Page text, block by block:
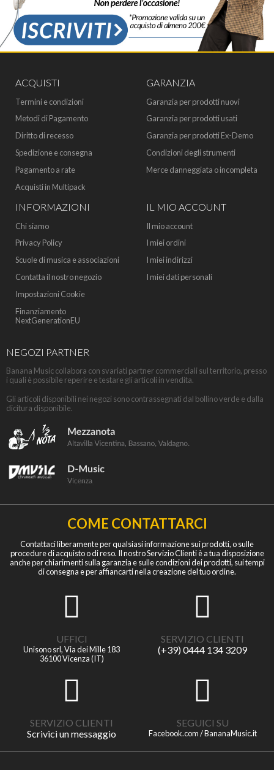
ACQUISTI
Termini e condizioni
Metodi di Pagamento
Diritto di recesso
Spedizione e consegna
Pagamento a rate
Acquisti in Multipack
GARANZIA
Garanzia per prodotti nuovi
Garanzia per prodotti usati
Garanzia per prodotti Ex-Demo
Condizioni degli strumenti
Merce danneggiata o incompleta
INFORMAZIONI
Chi siamo
Privacy Policy
Scuole di musica e associazioni
Contatta il nostro negozio
Impostazioni Cookie
Finanziamento
NextGenerationEU
IL MIO ACCOUNT
Il mio account
I miei ordini
I miei indirizzi
I miei dati personali
NEGOZI PARTNER
Banana Music collabora con svariati partner commerciali sul territorio, presso
i quali è possibile reperire e testare gli articoli in vendita.
Gli articoli disponibili nei negozi sono contrassegnati dal bollino verde e dalla
dicitura disponibile.
COME CONTATTARCI
Contattaci liberamente per qualsiasi informazione sui prodotti, o sulle
procedure di acquisto o di reso. Il nostro Servizio Clienti è a tua disposizione
anche per chiarimenti sulla garanzia e sulle condizioni dei prodotti, sui tempi
di consegna e per affiancarti nella creazione del tuo ordine.
UFFICI
Unisono srl, Via dei Mille 183
36100 Vicenza (IT)
SERVIZIO CLIENTI
(+39) 0444 134 3209
SERVIZIO CLIENTI
Scrivici un messaggio
SEGUICI SU
Facebook.com / BananaMusic.it